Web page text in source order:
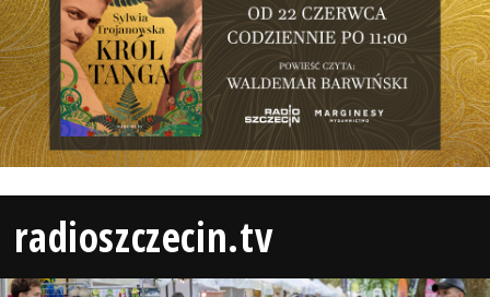
radioszczecin.tv